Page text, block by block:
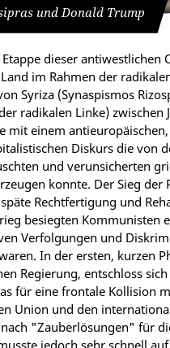
und Donald Trump
dieser antiwestlichen
im Rahmen der
Syriza (Synaspismos
radikalen Linke) zwischen
mit einem
Diskurs die von
und verunsicherten
konnte. Der Sieg der
Rechtfertigung und
besiegten Kommunisten
Verfolgungen und
In der ersten, kurzen
Regierung, entschloss
für eine frontale Kollision
Union und den
"Zauberlösungen" für
jedoch sehr schnell